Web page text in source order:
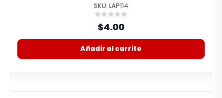
SKU: LAP114
Rating:
0%
$4.00
Añadir al carrito